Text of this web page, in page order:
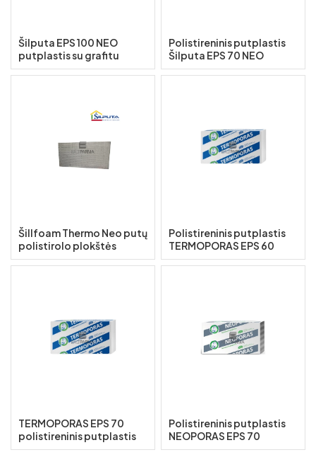
Šilputa EPS 100 NEO
putplastis su grafitu
Polistireninis putplastis
Šilputa EPS 70 NEO
Šillfoam Thermo Neo putų
polistirolo plokštės
Polistireninis putplastis
TERMOPORAS EPS 60
TERMOPORAS EPS 70
polistireninis putplastis
Polistireninis putplastis
NEOPORAS EPS 70